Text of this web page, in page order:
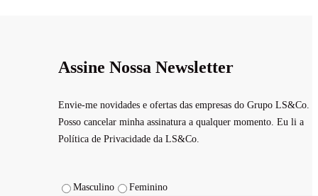
Assine Nossa Newsletter
Envie-me novidades e ofertas das empresas do Grupo LS&Co.
Posso cancelar minha assinatura a qualquer momento. Eu li a
Política de Privacidade da LS&Co.
Masculino Feminino